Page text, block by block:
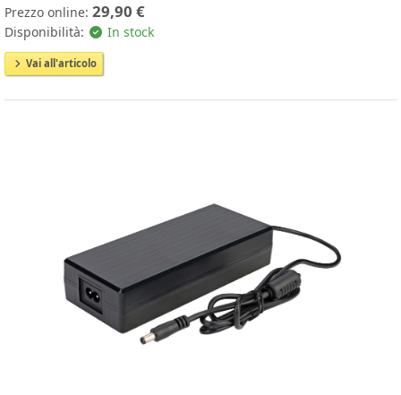
Prezzo online: 29,90 €
Disponibilità: In stock
Vai all'articolo